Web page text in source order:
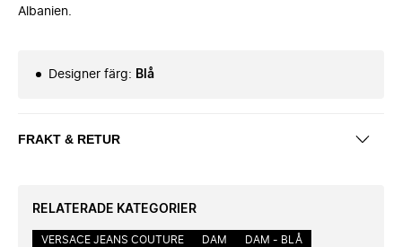
Albanien.
Designer färg: Blå
FRAKT & RETUR
RELATERADE KATEGORIER
VERSACE JEANS COUTURE DAM
DAM - BLÅ